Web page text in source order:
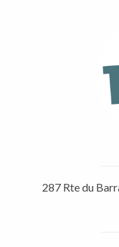
287 Rte du